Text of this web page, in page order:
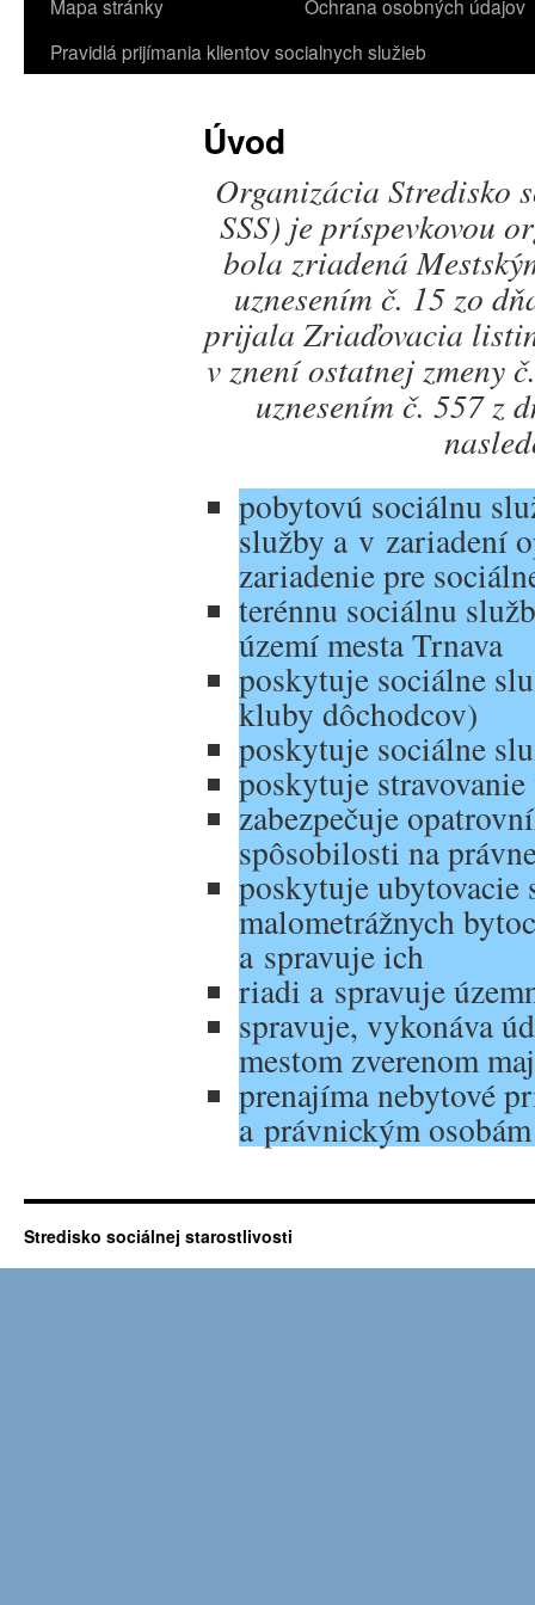
Mapa stránky
Ochrana osobných údajov
Pravidlá prijímania klientov socialnych služieb
Úvod
Organizácia Stredisko
SSS) je príspevkovou
bola zriadená
uznesením č. 15 zo
prijala Zriaďovacia
v znení ostatnej zmeny
uznesením č. 557 z
pobytovú sociálnu
služby a v zariadení
zariadenie pre
terénnu sociálnu
území mesta Trnava
poskytuje sociálne
kluby dôchodcov)
poskytuje sociálne
poskytuje
zabezpečuje
spôsobilosti na
poskytuje
malometrážnych
a spravuje ich
riadi a spravuje
spravuje, vykonáva
mestom zverenom
prenajíma nebytové
a právnickým osobám
Stredisko sociálnej starostlivosti